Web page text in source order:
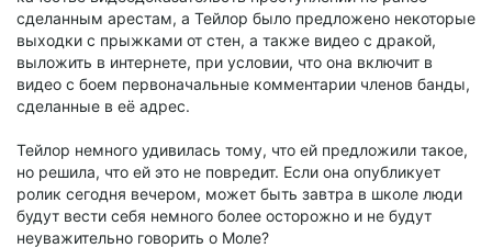
сделанным арестам, а Тейлор было предложено некоторые
выходки с прыжками от стен, а также видео с дракой,
выложить в интернете, при условии, что она включит в
видео с боем первоначальные комментарии членов банды,
сделанные в её адрес.
Тейлор немного удивилась тому, что ей предложили такое,
но решила, что ей это не повредит. Если она опубликует
ролик сегодня вечером, может быть завтра в школе люди
будут вести себя немного более осторожно и не будут
неуважительно говорить о Моле?